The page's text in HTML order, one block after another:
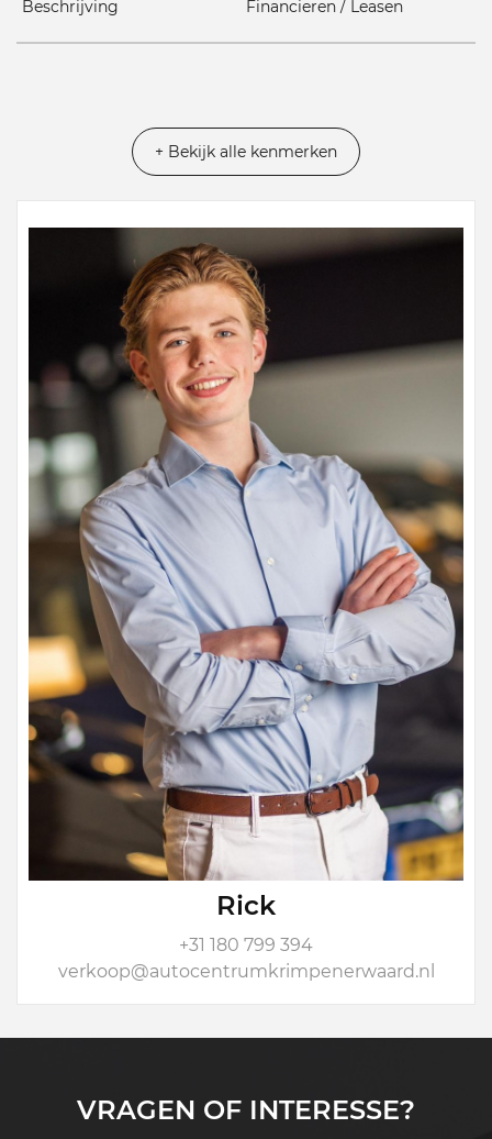
Beschrijving
Financieren / Leasen
+ Bekijk alle kenmerken
Rick
+31 180 799 394
verkoop@autocentrumkrimpenerwaard.nl
VRAGEN OF INTERESSE?